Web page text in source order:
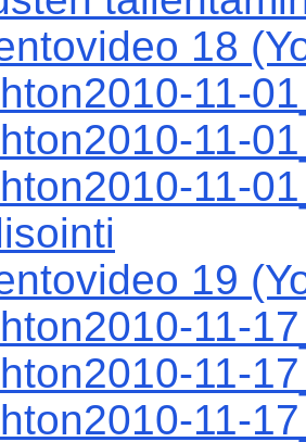
18
11-
11-
11-
19
11-
11-
11-